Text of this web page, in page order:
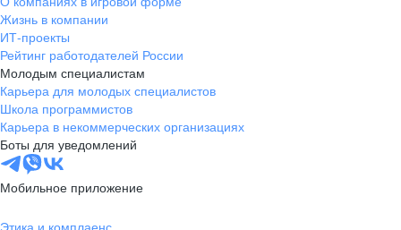
Жизнь в компании
ИТ-проекты
Рейтинг работодателей России
Молодым специалистам
Карьера для молодых специалистов
Школа программистов
Карьера в некоммерческих организациях
Боты для уведомлений
Мобильное приложение